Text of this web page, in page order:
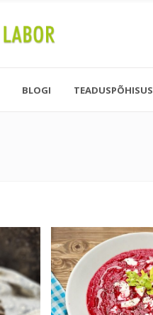
BLOGI TEADUSPÕHISUS